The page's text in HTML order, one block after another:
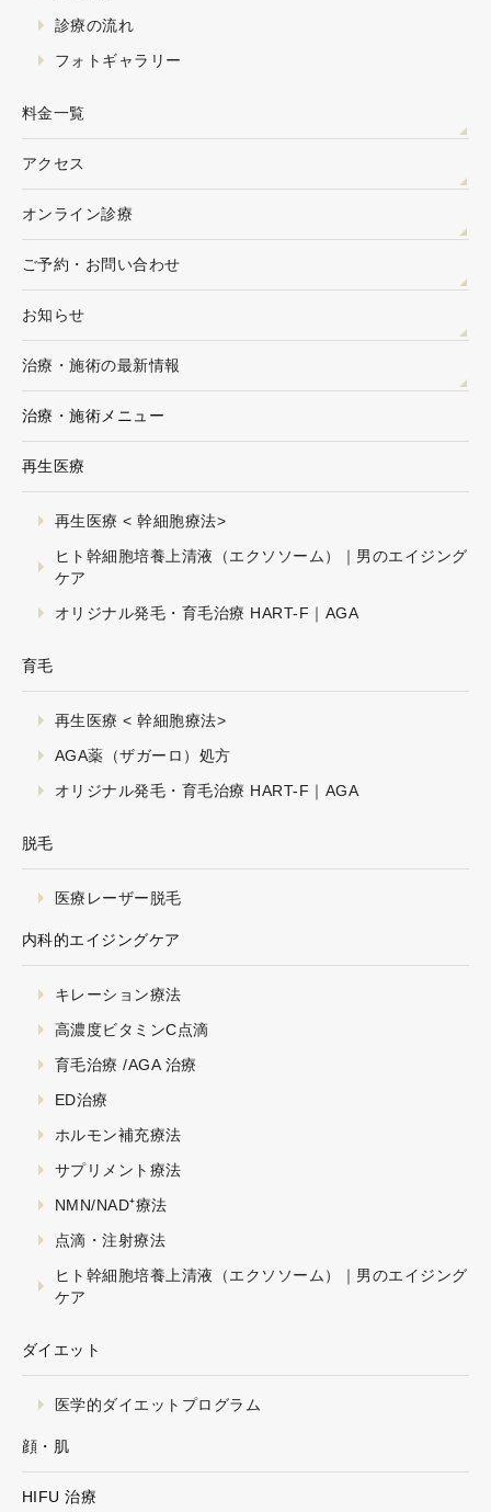
診療の流れ
フォトギャラリー
料金一覧
アクセス
オンライン診療
ご予約・お問い合わせ
お知らせ
治療・施術の最新情報
治療・施術メニュー
再生医療
再生医療 < 幹細胞療法>
ヒト幹細胞培養上清液（エクソソーム）｜男のエイジング
ケア
オリジナル発毛・育毛治療 HART-F｜AGA
育毛
再生医療 < 幹細胞療法>
AGA薬（ザガーロ）処方
オリジナル発毛・育毛治療 HART-F｜AGA
脱毛
医療レーザー脱毛
内科的エイジングケア
キレーション療法
高濃度ビタミンC点滴
育毛治療 /AGA 治療
ED治療
ホルモン補充療法
サプリメント療法
NMN/NAD⁺療法
点滴・注射療法
ヒト幹細胞培養上清液（エクソソーム）｜男のエイジング
ケア
ダイエット
医学的ダイエットプログラム
顔・肌
HIFU 治療